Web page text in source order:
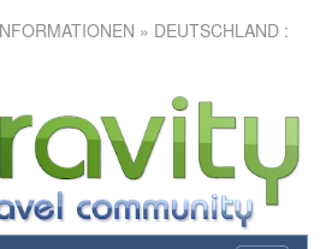
» DEUTSCHLAND :